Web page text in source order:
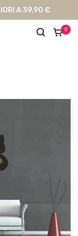
A 39,90 €
0